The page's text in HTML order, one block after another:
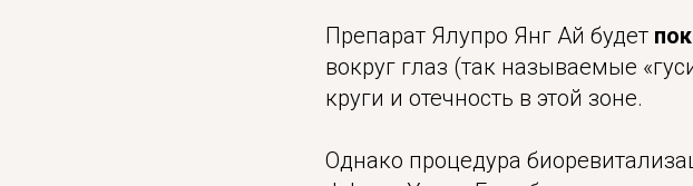
Препарат Ялупро Янг Ай будет
вокруг глаз (так называемые
круги и отечность в этой зоне.
Однако процедура